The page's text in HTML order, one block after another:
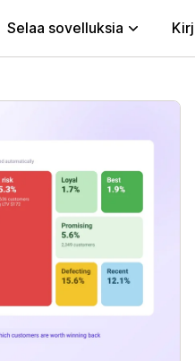
Selaa sovelluksia